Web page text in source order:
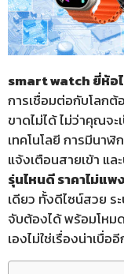
smart watch ยี่ห้อ
การเชื่อมต่อกับโลก
ขาดไม่ได้ ไม่ว่าคุณจ
เทคโนโลยี การมีนา
แจ้งเตือนสายเข้า แ
รุ่นไหนดี ราคาไม่แพ
เดียว ทั้งดีไซน์สวย ร
จับต้องได้ พร้อมโหม
เองไม่ใช่เรื่องน่าเบื่อ